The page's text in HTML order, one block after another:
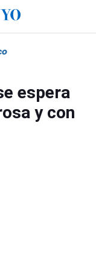
espera
y con